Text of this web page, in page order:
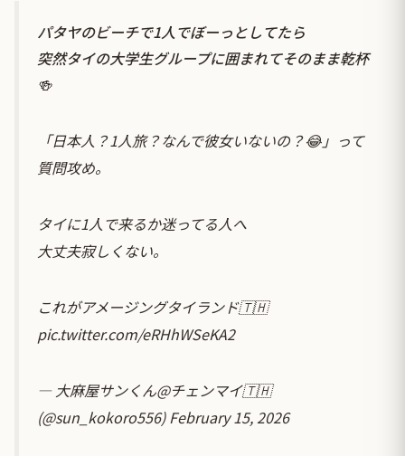
パタヤのビーチで1人でぼーっとしてたら
突然タイの大学生グループに囲まれてそのまま乾杯
🍻
「日本人？1人旅？なんで彼女いないの？😂」って
質問攻め。
タイに1人で来るか迷ってる人へ
大丈夫寂しくない。
これがアメージングタイランド🇹🇭
pic.twitter.com/eRHhWSeKA2
— 大麻屋サンくん@チェンマイ🇹🇭
(@sun_kokoro556)February 15, 2026